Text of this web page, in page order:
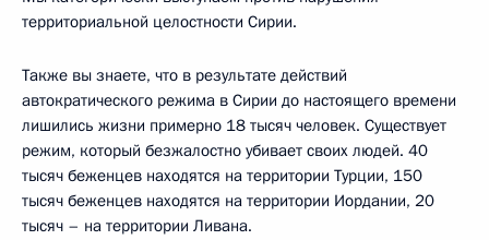
территориальной целостности Сирии.
Также вы знаете, что в результате действий
автократического режима в Сирии до настоящего времени
лишились жизни примерно 18 тысяч человек. Существует
режим, который безжалостно убивает своих людей. 40
тысяч беженцев находятся на территории Турции, 150
тысяч беженцев находятся на территории Иордании, 20
тысяч – на территории Ливана.